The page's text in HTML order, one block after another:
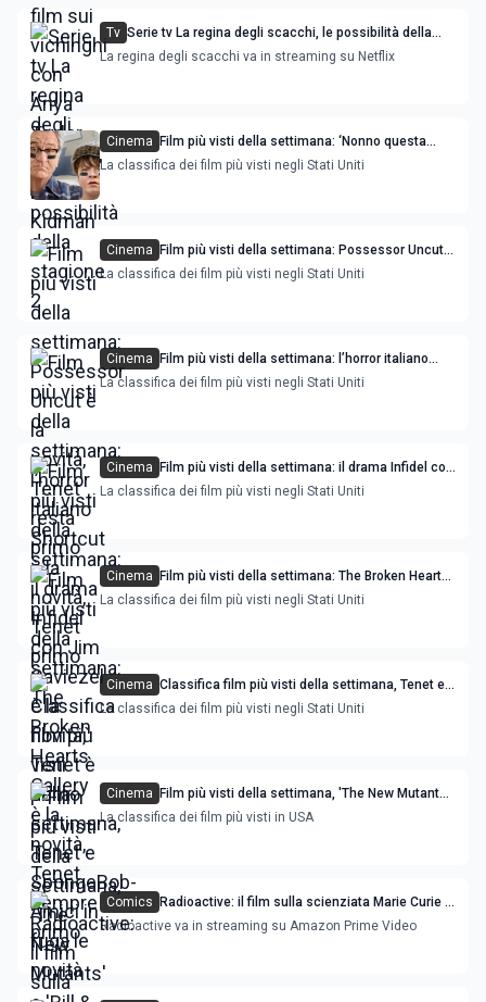
Tv Serie tv La regina degli scacchi, le possibilità della
stagione 2
La regina degli scacchi va in streaming su Netflix
Cinema
Film più visti della settimana: ‘Nonno questa
volta è guerra’ con Robert de Niro è primo
La classifica dei film più visti negli Stati Uniti
Cinema
Film più visti della settimana: Possessor Uncut è
la novità, Tenet resta primo
La classifica dei film più visti negli Stati Uniti
Cinema
Film più visti della settimana: l’horror italiano
Shortcut è la novità, Tenet primo
La classifica dei film più visti negli Stati Uniti
Cinema
Film più visti della settimana: il drama Infidel con
Jim Caviezel è la novità, Tenet è primo
La classifica dei film più visti negli Stati Uniti
Cinema
Film più visti della settimana: The Broken Hearts
Gallery è la novità, Tenet sempre primo
La classifica dei film più visti negli Stati Uniti
Cinema Classifica film più visti della settimana, Tenet e
SpongeBob-Amici in fuga le novità
La classifica dei film più visti negli Stati Uniti
Cinema
Film più visti della settimana, 'The New Mutants'
e 'Bill & Ted Face the Music' le novità
La classifica dei film più visti in USA
Comics
Radioactive: il film sulla scienziata Marie Curie 2
volte premio Nobel , con Rosamund Pike
Radioactive va in streaming su Amazon Prime Video